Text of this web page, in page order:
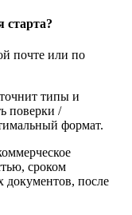
старта?
почте или по
типы и
поверки /
формат.
сроком
документов, после